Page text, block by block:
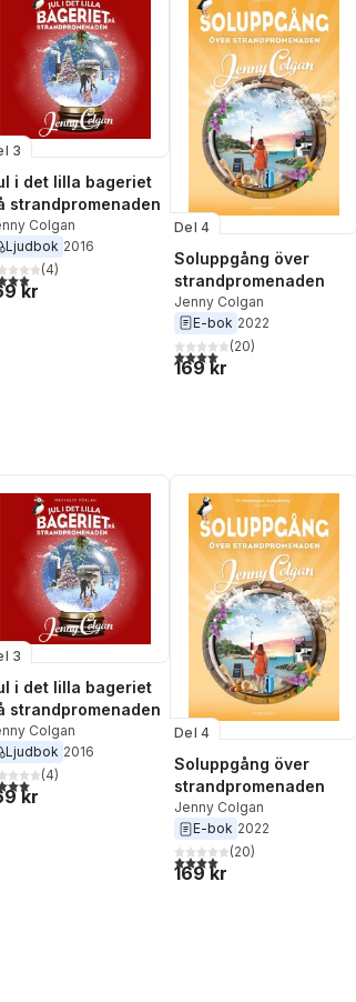
3
i det lilla bageriet
strandpromenaden
Colgan
Ljudbok 2016
utav 5 stjärnor. Totalt antal röster:
(4)
kr
Del 4
Soluppgång över
strandpromenaden
Jenny Colgan
E-bok 2022
4,0utav 5 stjärnor. Totalt
(20)
169 kr
3
i det lilla bageriet
strandpromenaden
Colgan
Ljudbok 2016
utav 5 stjärnor. Totalt antal röster:
(4)
kr
Del 4
Soluppgång över
strandpromenaden
Jenny Colgan
E-bok 2022
4,0utav 5 stjärnor. Totalt
(20)
169 kr